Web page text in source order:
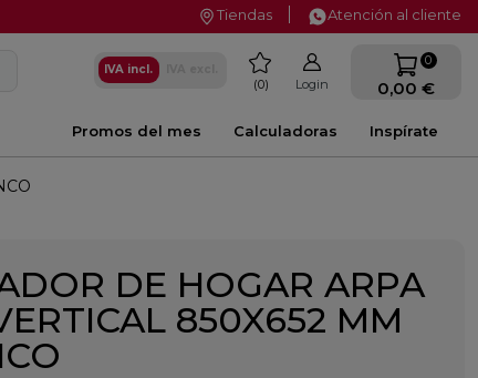
Tiendas Atención al cliente
IVA incl. favorite
0 Login
0
0,00 €
Inspírate
Calculadoras
Promos del mes
DE HOGAR ARPA
850X652 MM